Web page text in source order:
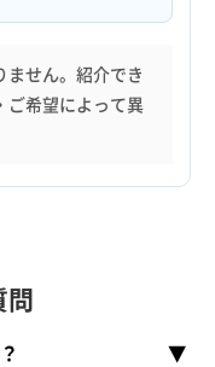
せん。紹介でき
ご希望によって異
問
▼